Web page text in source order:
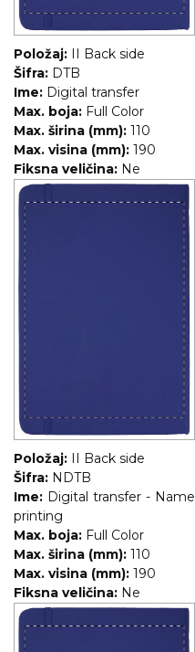
Položaj: II Back side
Šifra: DTB
Ime: Digital transfer
Max. boja: Full Color
Max. širina (mm): 110
Max. visina (mm): 190
Fiksna veličina: Ne
Položaj: II Back side
Šifra: NDTB
Ime: Digital transfer - Name
printing
Max. boja: Full Color
Max. širina (mm): 110
Max. visina (mm): 190
Fiksna veličina: Ne